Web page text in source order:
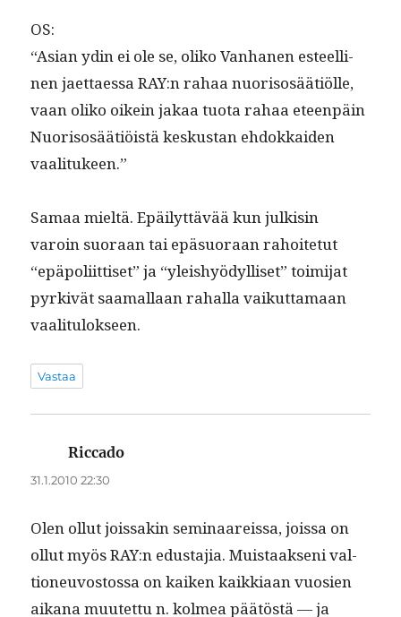
OS:
“Asian ydin ei ole se, oliko Van­hanen esteelli­
nen jaet­taes­sa RAY:n rahaa nuorisosäätiölle,
vaan oliko oikein jakaa tuo­ta rahaa eteen­päin
Nuorisosäätiöistä keskus­tan ehdokkaiden
vaalitukeen.”
Samaa mieltä. Epäi­lyt­tävää kun julk­isin
varoin suo­raan tai epä­suo­raan rahoite­tut
“epäpoli­it­tiset” ja “yleishyödyl­liset” toim­i­jat
pyrkivät saa­mal­laan rahal­la vaikut­ta­maan
vaalitulokseen.
Vastaa
Riccado
31.1.2010 22:30
Olen ollut jois­sakin sem­i­naareis­sa, jois­sa on
ollut myös RAY:n edus­ta­jia. Muis­taak­seni val­
tioneu­vos­tossa on kaiken kaikki­aan vuosien
aikana muutet­tu n. kolmea päätöstä — ja